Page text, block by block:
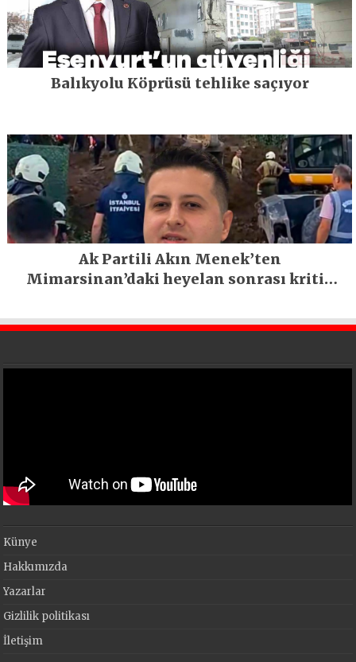
Balıkyolu Köprüsü tehlike saçıyor
Ak Partili Akın Menek’ten
Mimarsinan’daki heyelan sonrası kritik
Künye
Hakkımızda
Yazarlar
Gizlilik politikası
İletişim